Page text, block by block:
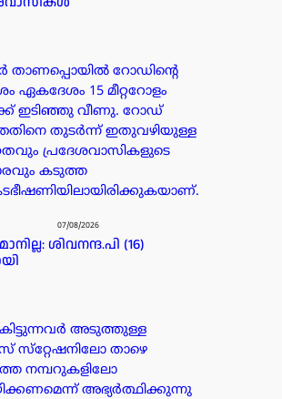
റോഡിന്റെ
ഏകദേശം 15 മീറ്ററോളം
ഇടിഞ്ഞു വീണു. റോഡ്
തുടർന്ന് ഇതുവഴിയുള്ള
പ്രദേശവാസികളുടെ
കടുത്ത
07/08/2026
ശിവനന്ദ.പി (16)
അടുത്തുള്ള
സ്‌റ്റേഷനിലോ താഴെ
നമ്പറുകളിലോ
അഭ്യർത്ഥിക്കുന്നു